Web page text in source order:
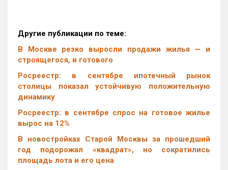
Другие публикации по теме:
В Москве резко выросли продажи жилья — и
строящегося, и готового
Росреестр: в сентябре ипотечный рынок
столицы показал устойчивую положительную
динамику
Росреестр: в сентябре спрос на готовое жилье
вырос на 12%
В новостройках Старой Москвы за прошедший
год подорожал «квадрат», но сократились
площадь лота и его цена